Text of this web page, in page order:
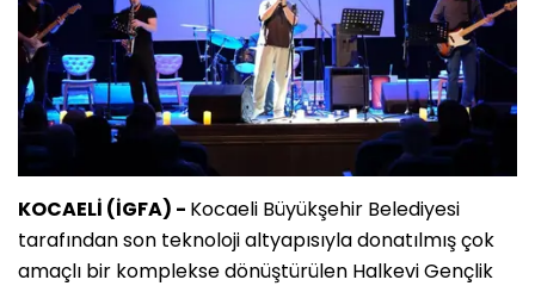
KOCAELİ (İGFA) - Kocaeli Büyükşehir Belediyesi
tarafından son teknoloji altyapısıyla donatılmış çok
amaçlı bir komplekse dönüştürülen Halkevi Gençlik